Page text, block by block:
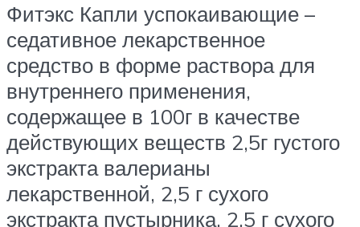
Фитэкс Капли успокаивающие –
седативное лекарственное
средство в форме раствора для
внутреннего применения,
содержащее в 100г в качестве
действующих веществ 2,5г густого
экстракта валерианы
лекарственной, 2,5 г сухого
экстракта пустырника, 2,5 г сухого